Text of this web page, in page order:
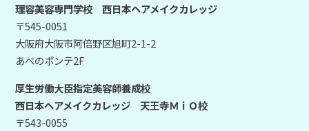
理容美容専門学校 西日本ヘアメイクカレッジ
〒545-0051
大阪府大阪市阿倍野区旭町2-1-2
あべのポンテ2F
厚生労働大臣指定美容師養成校
西日本ヘアメイクカレッジ 天王寺ＭｉＯ校
〒543-0055